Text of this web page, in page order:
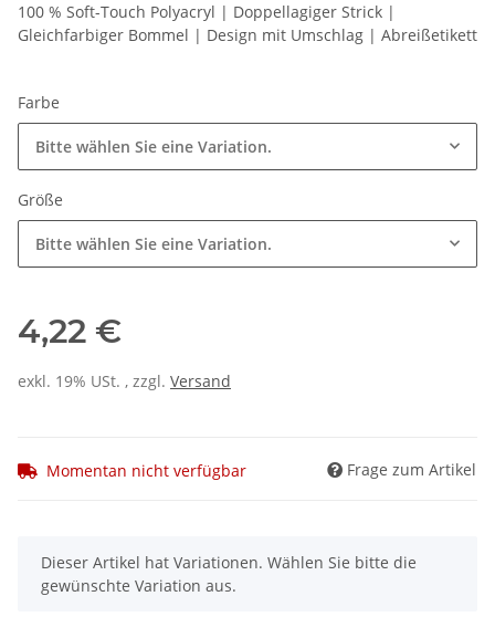
100 % Soft-Touch Polyacryl | Doppellagiger Strick |
Gleichfarbiger Bommel | Design mit Umschlag | Abreißetikett
Farbe
Bitte wählen Sie eine Variation.
Größe
Bitte wählen Sie eine Variation.
4,22 €
exkl. 19% USt. , zzgl. Versand
Momentan nicht verfügbar Frage zum Artikel
x
Dieser Artikel hat Variationen. Wählen Sie bitte die
gewünschte Variation aus.